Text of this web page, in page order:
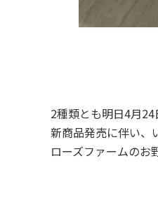
2種類とも明日4月24
新商品発売に伴い、
ローズファームのお